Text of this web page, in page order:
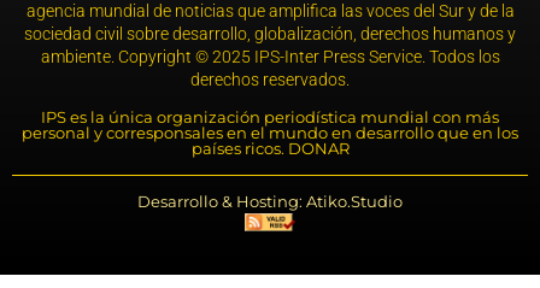
agencia mundial de noticias que amplifica las voces del Sur y de la
sociedad civil sobre desarrollo, globalización, derechos humanos y
ambiente. Copyright © 2025 IPS-Inter Press Service. Todos los
derechos reservados.
IPS es la única organización periodística mundial con más
personal y corresponsales en el mundo en desarrollo que en los
países ricos. DONAR
Desarrollo & Hosting: Atiko.Studio